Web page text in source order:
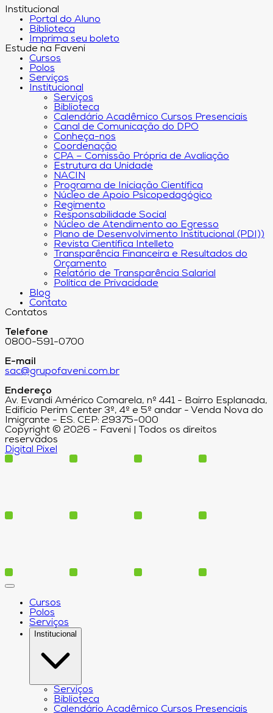
Institucional
Portal do Aluno
Biblioteca
Imprima seu boleto
Estude na Faveni
Cursos
Polos
Serviços
Institucional
Serviços
Biblioteca
Calendário Acadêmico Cursos Presenciais
Canal de Comunicação do DPO
Conheça-nos
Coordenação
CPA – Comissão Própria de Avaliação
Estrutura da Unidade
NACIN
Programa de Iniciação Científica
Núcleo de Apoio Psicopedagógico
Regimento
Responsabilidade Social
Núcleo de Atendimento ao Egresso
Plano de Desenvolvimento Institucional (PDI))
Revista Científica Intelleto
Transparência Financeira e Resultados do
Orçamento
Relatório de Transparência Salarial
Política de Privacidade
Blog
Contato
Contatos
Telefone
0800-591-0700
E-mail
sac@grupofaveni.com.br
Endereço
Av. Evandi Américo Comarela, nº 441 - Bairro Esplanada,
Edifício Perim Center 3º, 4º e 5º andar - Venda Nova do
Imigrante - ES. CEP: 29375-000
Copyright © 2026 - Faveni | Todos os direitos
reservados
Digital Pixel
Cursos
Polos
Serviços
Institucional
Serviços
Biblioteca
Calendário Acadêmico Cursos Presenciais